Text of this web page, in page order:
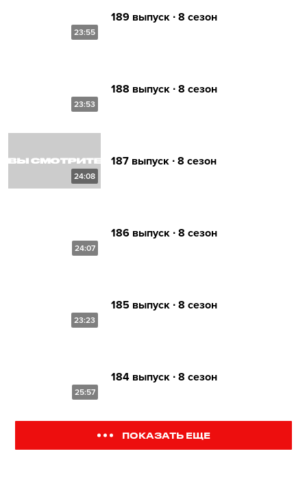
23:55
189 выпуск ∙ 8 сезон
23:53
188 выпуск ∙ 8 сезон
24:08
187 выпуск ∙ 8 сезон
24:07
186 выпуск ∙ 8 сезон
23:23
185 выпуск ∙ 8 сезон
25:57
184 выпуск ∙ 8 сезон
ПОКАЗАТЬ ЕЩЕ